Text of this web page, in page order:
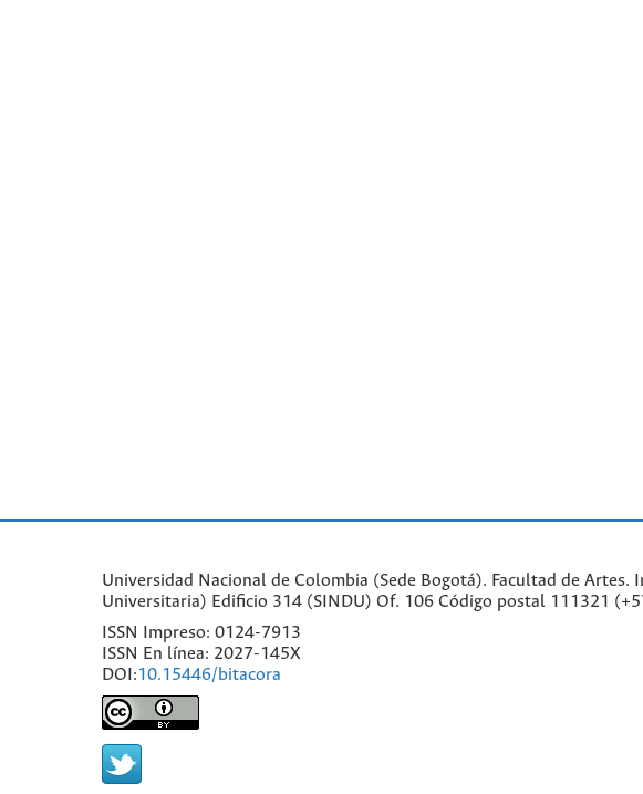
Universidad Nacional de Colombia (Sede Bogotá). Facultad de
Universitaria) Edificio 314 (SINDU) Of. 106 Código postal 111321
ISSN Impreso: 0124-7913
ISSN En línea: 2027-145X
DOI:10.15446/bitacora